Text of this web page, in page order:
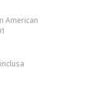
American